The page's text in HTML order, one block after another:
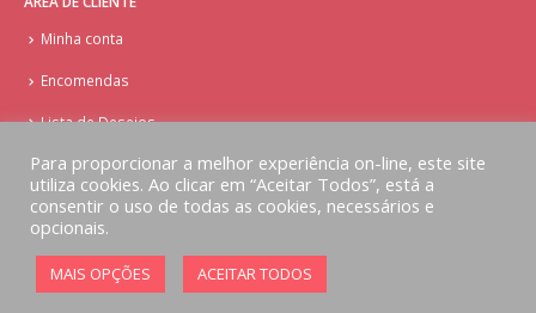
Minha conta
Encomendas
Lista de Desejos
© Copyright - Doces Tentações - Cake Design
Implementado por AlbergueDigital.com
Para proporcionar a melhor experiência on-line, este site
utiliza cookies. Ao clicar em “Aceitar Todos”, está a
consentir o uso de todas as cookies, necessários e
opcionais.
MAIS OPÇÕES ACEITAR TODOS